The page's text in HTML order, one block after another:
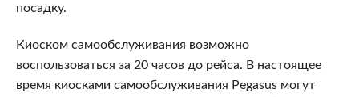
посадку.
Киоском самообслуживания возможно
воспользоваться за 20 часов до рейса. В настоящее
время киосками самообслуживания Pegasus могут